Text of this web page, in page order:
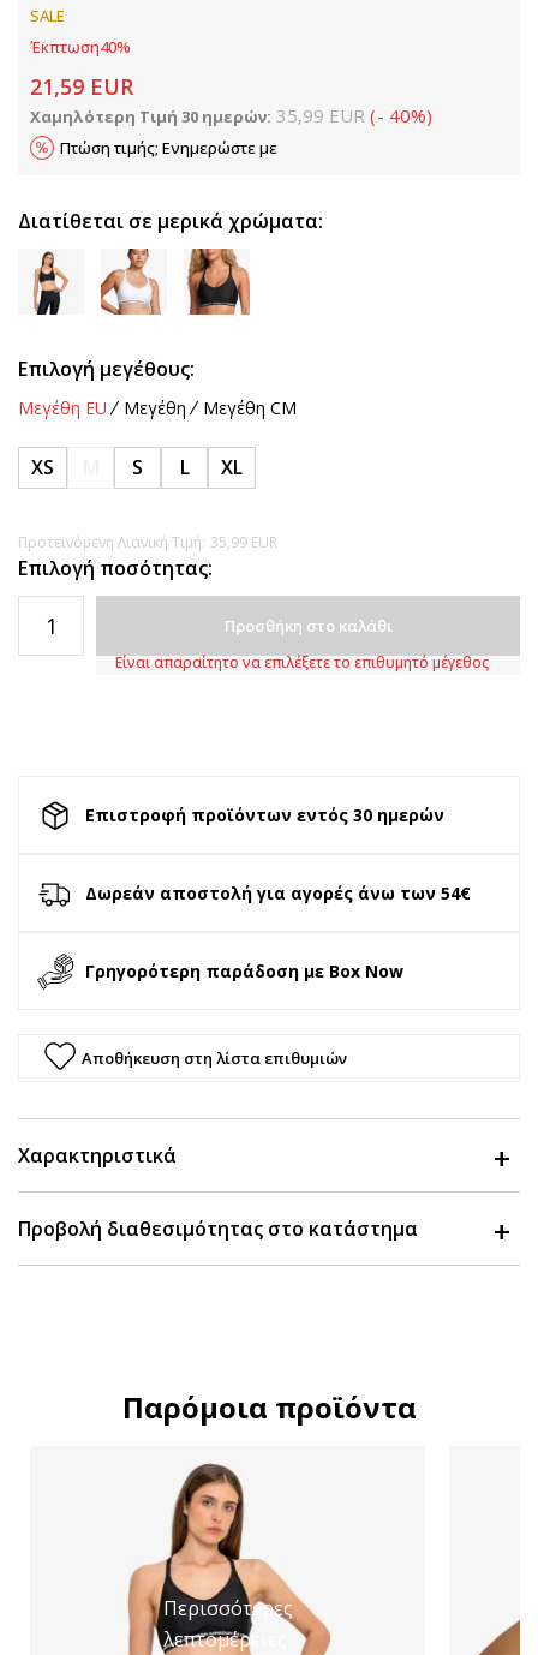
SALE
Έκπτωση40%
21,59 EUR
Χαμηλότερη Τιμή 30 ημερών: 35,99 EUR (- 40%)
Πτώση τιμής; Ενημερώστε με
Διατίθεται σε μερικά χρώματα:
Επιλογή μεγέθους:
Μεγέθη EU Μεγέθη Μεγέθη CM
XS S L XL
Προτεινόμενη Λιανική Τιμή: 35,99 EUR
Επιλογή ποσότητας:
Προσθήκη στο καλάθι
Είναι απαραίτητο να επιλέξετε το επιθυμητό μέγεθος
Επιστροφή προϊόντων εντός 30 ημερών
Δωρεάν αποστολή για αγορές άνω των 54€
Γρηγορότερη παράδοση με Box Now
Αποθήκευση στη λίστα επιθυμιών
Χαρακτηριστικά
Προβολή διαθεσιμότητας στο κατάστημα
Παρόμοια προϊόντα
Περισσότερες
λεπτομέρειες